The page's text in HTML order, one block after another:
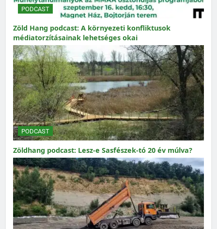
PODCAST
Zöld Hang podcast: A környezeti konfliktusok
médiatorzításainak lehetséges okai
PODCAST
Zöldhang podcast: Lesz-e Sasfészek-tó 20 év múlva?